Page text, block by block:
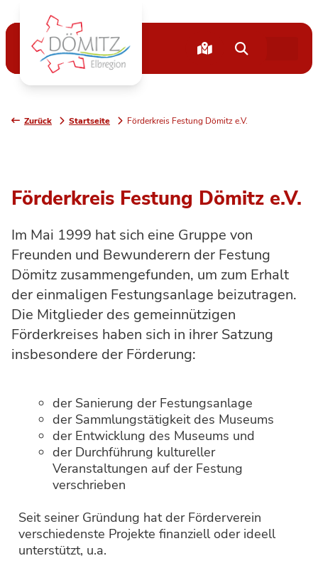
Zurück Startseite Förderkreis Festung Dömitz e.V.
Förderkreis Festung Dömitz e.V.
Im Mai 1999 hat sich eine Gruppe von
Freunden und Bewunderern der Festung
Dömitz zusammengefunden, um zum Erhalt
der einmaligen Festungsanlage beizutragen.
Die Mitglieder des gemeinnützigen
Förderkreises haben sich in ihrer Satzung
insbesondere der Förderung:
der Sanierung der Festungsanlage
der Sammlungstätigkeit des Museums
der Entwicklung des Museums und
der Durchführung kultureller
Veranstaltungen auf der Festung
verschrieben
Seit seiner Gründung hat der Förderverein
verschiedenste Projekte finanziell oder ideell
unterstützt, u.a.